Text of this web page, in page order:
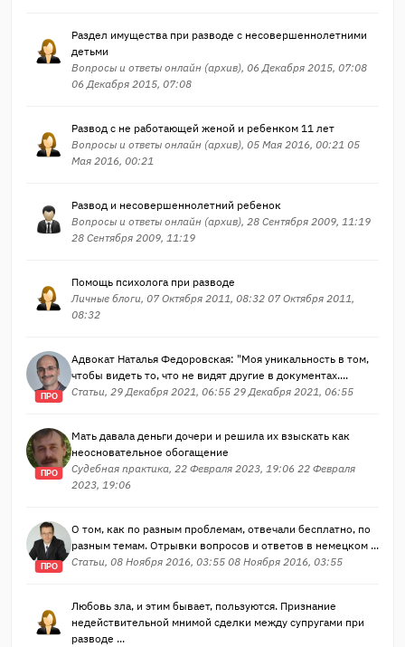
Раздел имущества при разводе с несовершеннолетними
детьми
Вопросы и ответы онлайн (архив), 06 Декабря 2015, 07:08
06 Декабря 2015, 07:08
Развод с не работающей женой и ребенком 11 лет
Вопросы и ответы онлайн (архив), 05 Мая 2016, 00:21 05
Мая 2016, 00:21
Развод и несовершеннолетний ребенок
Вопросы и ответы онлайн (архив), 28 Сентября 2009, 11:19
28 Сентября 2009, 11:19
Помощь психолога при разводе
Личные блоги, 07 Октября 2011, 08:32 07 Октября 2011,
08:32
ПРО
Адвокат Наталья Федоровская: "Моя уникальность в том,
чтобы видеть то, что не видят другие в документах....
Статьи, 29 Декабря 2021, 06:55 29 Декабря 2021, 06:55
ПРО
Мать давала деньги дочери и решила их взыскать как
неосновательное обогащение
Судебная практика, 22 Февраля 2023, 19:06 22 Февраля
2023, 19:06
ПРО
О том, как по разным проблемам, отвечали бесплатно, по
разным темам. Отрывки вопросов и ответов в немецком ...
Статьи, 08 Ноября 2016, 03:55 08 Ноября 2016, 03:55
Любовь зла, и этим бывает, пользуются. Признание
недействительной мнимой сделки между супругами при
разводе ...